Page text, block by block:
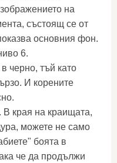
на
състоящ се от
основния фон.
6.
черно, тъй като
И корените
В края на краищата,
можете не само
боята в
че да продължи